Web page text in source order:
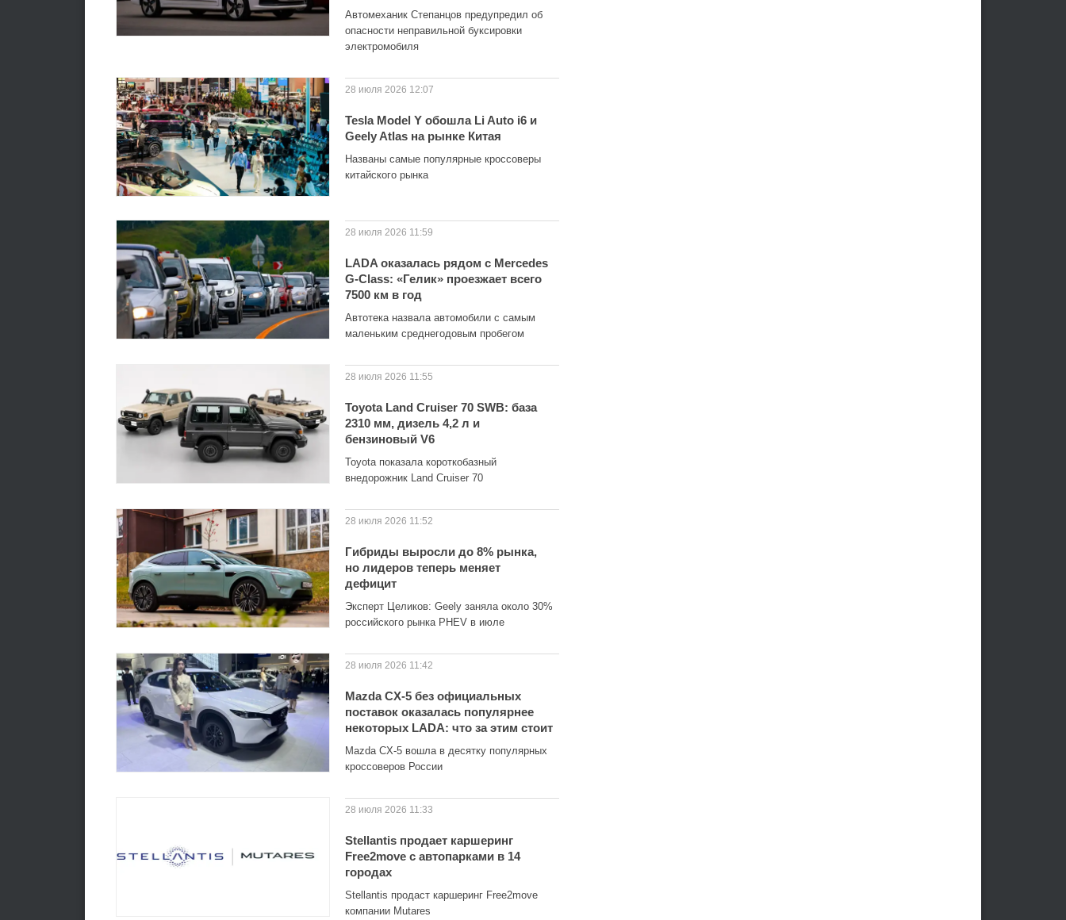
Автомеханик Степанцов предупредил об
опасности неправильной буксировки
электромобиля
28 июля 2026 12:07
Tesla Model Y обошла Li Auto i6 и
Geely Atlas на рынке Китая
Названы самые популярные кроссоверы
китайского рынка
28 июля 2026 11:59
LADA оказалась рядом с Mercedes
G-Class: «Гелик» проезжает всего
7500 км в год
Автотека назвала автомобили с самым
маленьким среднегодовым пробегом
28 июля 2026 11:55
Toyota Land Cruiser 70 SWB: база
2310 мм, дизель 4,2 л и
бензиновый V6
Toyota показала короткобазный
внедорожник Land Cruiser 70
28 июля 2026 11:52
Гибриды выросли до 8% рынка,
но лидеров теперь меняет
дефицит
Эксперт Целиков: Geely заняла около 30%
российского рынка PHEV в июле
28 июля 2026 11:42
Mazda CX-5 без официальных
поставок оказалась популярнее
некоторых LADA: что за этим стоит
Mazda CX-5 вошла в десятку популярных
кроссоверов России
28 июля 2026 11:33
Stellantis продает каршеринг
Free2move с автопарками в 14
городах
Stellantis продаст каршеринг Free2move
компании Mutares